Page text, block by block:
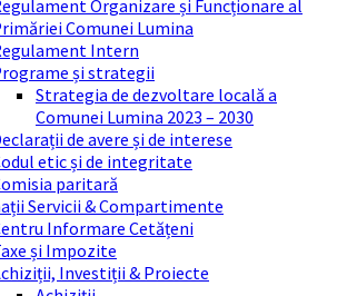
Organizare și Funcționare al
Comunei Lumina
Intern
și strategii
Strategia de dezvoltare locală a
Comunei Lumina 2023 – 2030
de avere și de interese
etic și de integritate
paritară
Servicii & Compartimente
Informare Cetățeni
și Impozite
Investiții & Proiecte